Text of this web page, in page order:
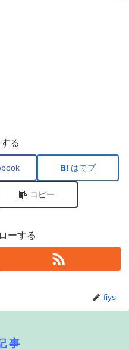
る
はてブ
コピー
ーする
fiys
事